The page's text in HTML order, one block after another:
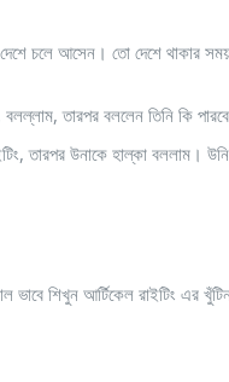
আসেন। তো দেশে থাকার সময়
তারপর বললেন তিনি কি
তারপর উনাকে হাল্কা বললাম।
শিখুন আর্টিকেল রাইটিং এর